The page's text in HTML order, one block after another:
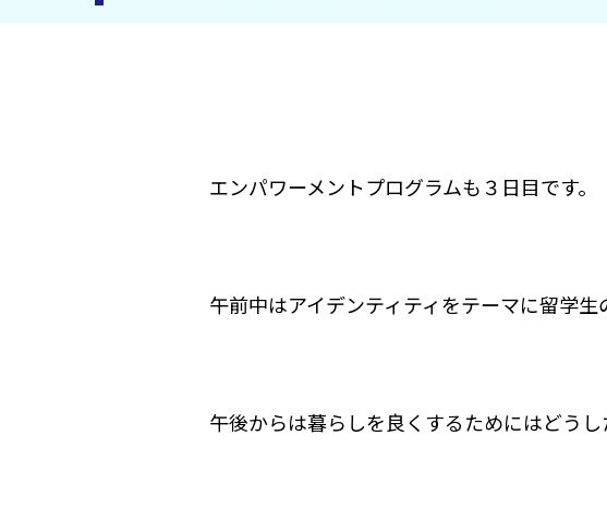
エンパワーメントプログラムも３日目です。
午前中はアイデンティティをテーマに留学
午後からは暮らしを良くするためにはどう